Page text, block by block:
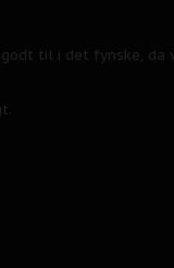
godt til i det fynske,